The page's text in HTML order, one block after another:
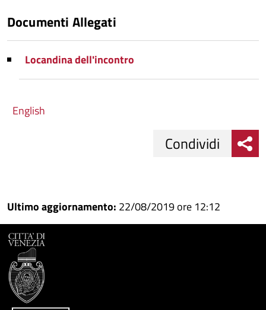
Documenti Allegati
Locandina dell'incontro
English
su
Facebook
Condividi
su
Condividi
Condividi
Ultimo aggiornamento: 22/08/2019 ore 12:12